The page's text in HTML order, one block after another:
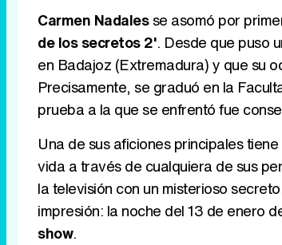
Carmen Nadalesse asomó por
de los secretos 2'. Desde que puso
en Badajoz (Extremadura) y que su
Precisamente, se graduó en la
prueba a la que se enfrentó fue
Una de sus aficiones principales
vida a través de cualquiera de sus
la televisión con un misterioso
impresión: la noche del 13 de enero
show.